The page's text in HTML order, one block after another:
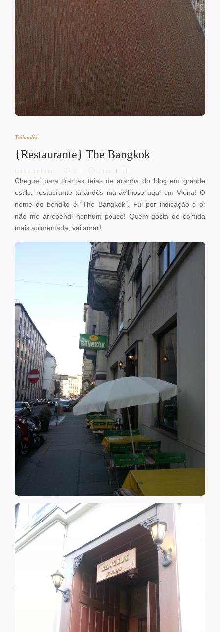
Tailandês
{Restaurante} The Bangkok
Letícia Diethelm 2 min
Cheguei para tirar as teias de aranha do blog em grande
estilo: restaurante tailandês maravilhoso aqui em Viena! O
nome do bendito é “The Bangkok”. Fui por indicação e ó:
não me arrependi nenhum pouco! Quem gosta de comida
mais apimentada, vai amar!